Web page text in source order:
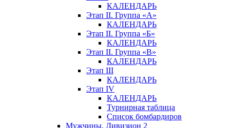
КАЛЕНДАРЬ
Этап II. Группа «А»
КАЛЕНДАРЬ
Этап II. Группа «Б»
КАЛЕНДАРЬ
Этап II. Группа «В»
КАЛЕНДАРЬ
Этап III
КАЛЕНДАРЬ
Этап IV
КАЛЕНДАРЬ
Турнирная таблица
Список бомбардиров
Мужчины. Дивизион 2